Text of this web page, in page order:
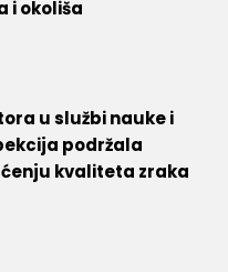
i okoliša
u službi nauke i
podržala
kvaliteta zraka